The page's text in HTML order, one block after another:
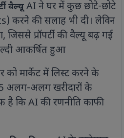
वैल्यू AI ने घर में कुछ छोटे-छोटे
करने की सलाह भी दी। लेविन
प्रॉपर्टी की वैल्यू बढ़ गई
आकर्षित हुआ
को मार्केट में लिस्ट करने के
5 अलग-अलग खरीदारों के
कि AI की रणनीति काफी